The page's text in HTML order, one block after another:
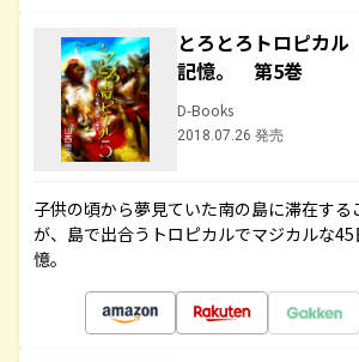
とろとろトロピカ
記憶。 第5巻
D-Books
2018.07.26 発売
子供の頃から夢見ていた南の島に滞在す
が、島で出合うトロピカルでマジカルな
憶。